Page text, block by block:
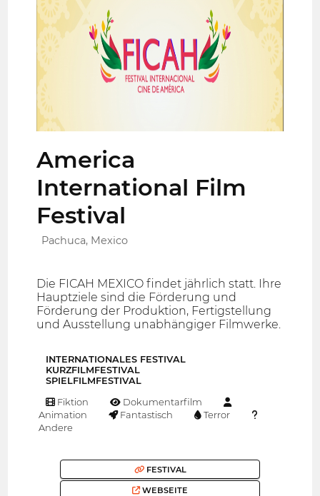
America
International Film
Festival
Pachuca, Mexico
Die FICAH MEXICO findet jährlich statt. Ihre
Hauptziele sind die Förderung und
Förderung der Produktion, Fertigstellung
und Ausstellung unabhängiger Filmwerke.
INTERNATIONALES FESTIVAL
KURZFILMFESTIVAL
SPIELFILMFESTIVAL
Fiktion
Dokumentarfilm
Animation
Fantastisch
Terror
Andere
FESTIVAL
WEBSEITE